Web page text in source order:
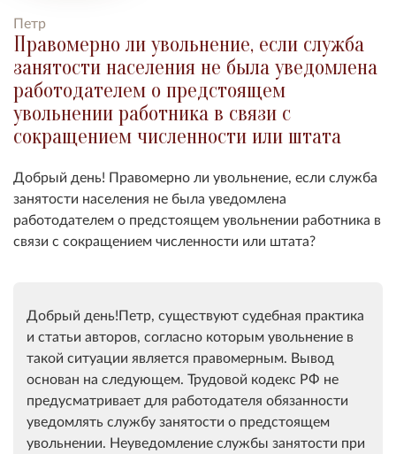
Петр
Правомерно ли увольнение, если служба
занятости населения не была уведомлена
работодателем о предстоящем
увольнении работника в связи с
сокращением численности или штата
Добрый день! Правомерно ли увольнение, если служба
занятости населения не была уведомлена
работодателем о предстоящем увольнении работника в
связи с сокращением численности или штата?
Добрый день!Петр, существуют судебная практика
и статьи авторов, согласно которым увольнение в
такой ситуации является правомерным. Вывод
основан на следующем. Трудовой кодекс РФ не
предусматривает для работодателя обязанности
уведомлять службу занятости о предстоящем
увольнении. Неуведомление службы занятости при